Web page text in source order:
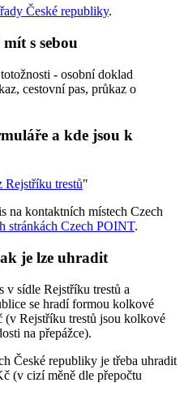
České republiky.
s sebou
- osobní doklad
cestovní pas, průkaz o
a kde jsou k
Rejstříku trestů"
na kontaktních místech Czech
stránkách Czech POINT.
je lze uhradit
v sídle Rejstříku trestů a
se hradí formou kolkové
Rejstříku trestů jsou kolkové
na přepážce).
České republiky je třeba uhradit
(v cizí měně dle přepočtu